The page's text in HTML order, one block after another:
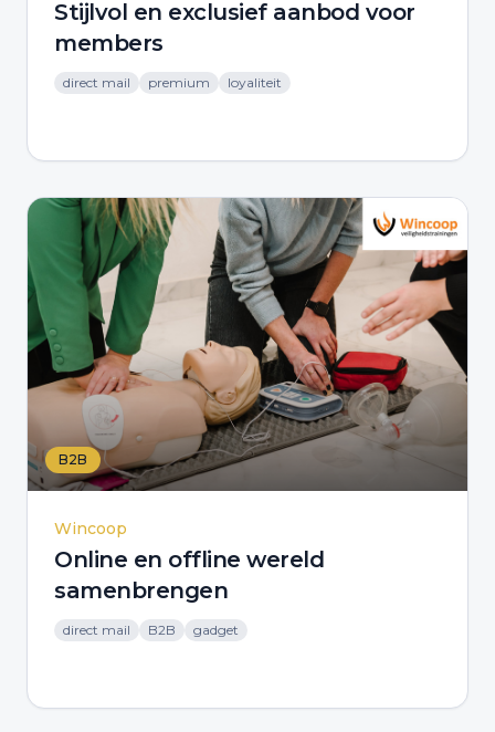
Stijlvol en exclusief aanbod voor
members
direct mail premium loyaliteit
B2B
Wincoop
Online en offline wereld
samenbrengen
direct mail B2B gadget